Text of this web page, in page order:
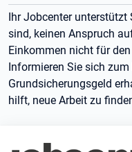
Ihr Jobcenter unterstützt
sind, keinen Anspruch
Einkommen nicht für
Informieren Sie sich zum
Grundsicherungsgeld
hilft, neue Arbeit zu
Branding-